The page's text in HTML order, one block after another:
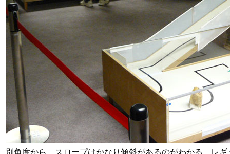
別角度から。スロープはかなり傾斜があるのがわかる。レ